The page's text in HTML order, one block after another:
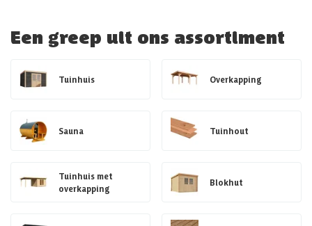
Een greep uit ons assortiment
Tuinhuis Overkapping
Sauna Tuinhout
Tuinhuis met
overkapping
Blokhut